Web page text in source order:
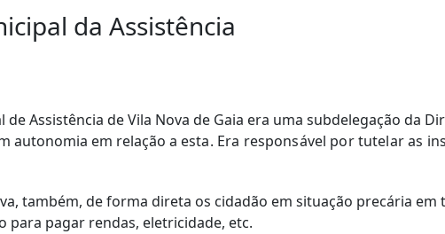
da Assistência
de Assistência de Vila Nova de Gaia era uma subdelegação da
autonomia em relação a esta. Era responsável por tutelar as
também, de forma direta os cidadão em situação precária
para pagar rendas, eletricidade, etc.